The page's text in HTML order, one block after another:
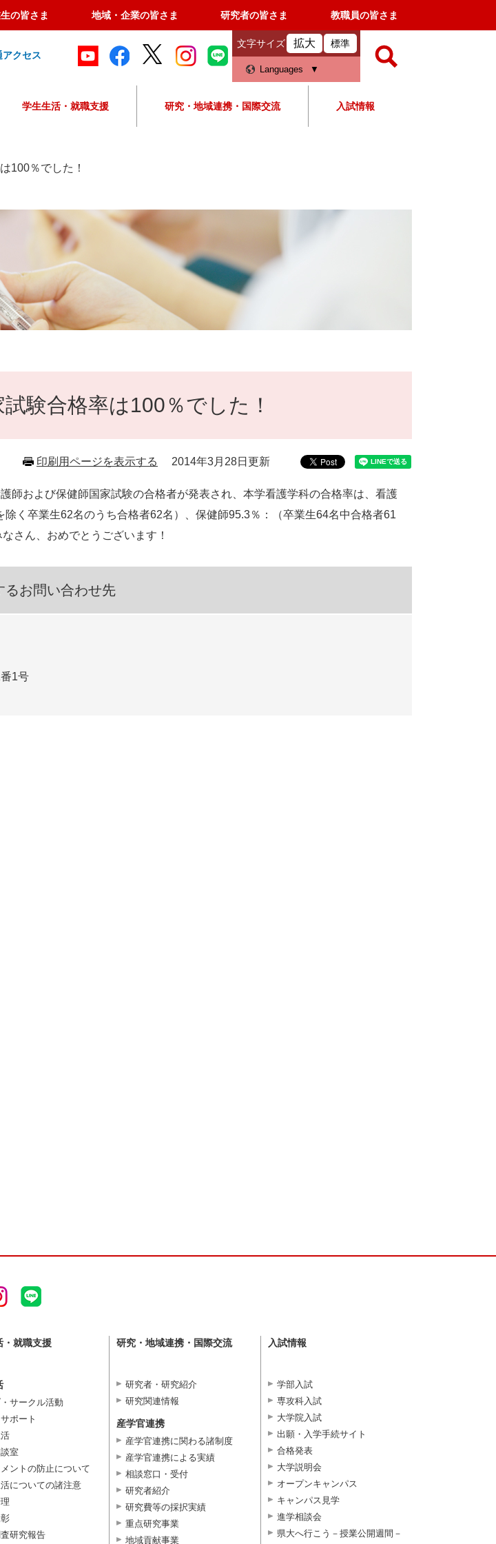
の皆さま 地域・企業の皆さま 研究者の皆さま 教職員の皆さま
アクセス
文字サイズ 拡大 標準
Languages
o
e
カ
ス
タ
ム
検
学生生活・就職支援 研究・地域連携・国際交流 入試情報
100％でした！
験合格率は100％でした！
印刷用ページを表示する 2014年3月28日更新
師および保健師国家試験の合格者が発表され、本学看護学科の合格率は、看護
除く卒業生62名のうち合格者62名）、保健師95.3％：（卒業生64名中合格者61
さん、おめでとうございます！
るお問い合わせ先
1号
・就職支援
サークル活動
ポート
室
ントの防止について
についての諸注意
研究報告
研究・地域連携・国際交流
研究者・研究紹介
研究関連情報
産学官連携
産学官連携に関わる諸制度
産学官連携による実績
相談窓口・受付
研究者紹介
研究費等の採択実績
重点研究事業
地域貢献事業
入試情報
学部入試
専攻科入試
大学院入試
出願・入学手続サイト
合格発表
大学説明会
オープンキャンパス
キャンパス見学
進学相談会
県大へ行こう－授業公開週間－